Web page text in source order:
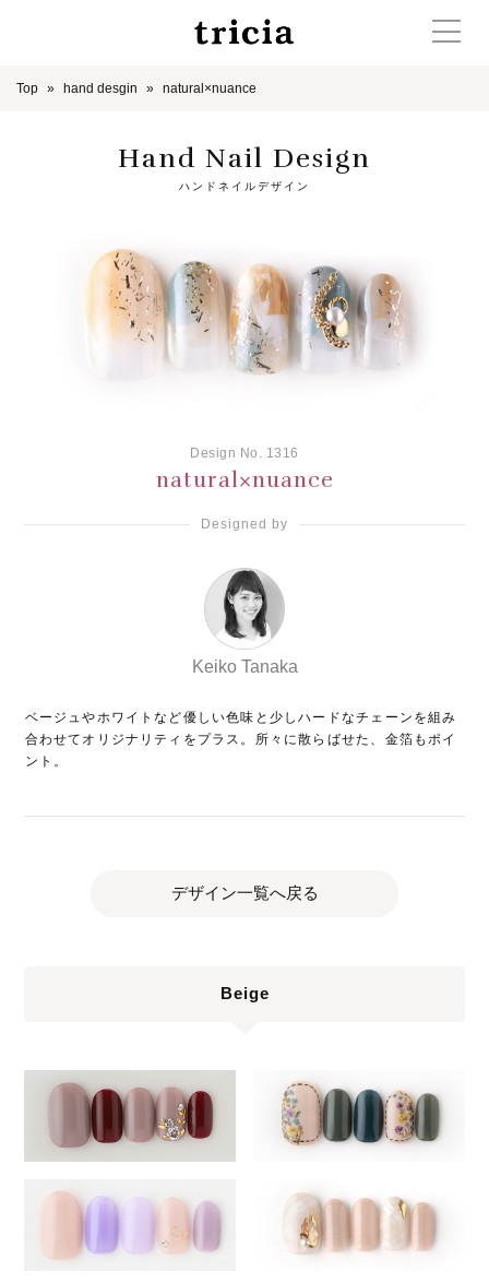
Top hand desgin natural×nuance
Hand Nail Design
ハンドネイルデザイン
Design No. 1316
natural×nuance
Designed by
Keiko Tanaka
ベージュやホワイトなど優しい色味と少しハードなチェーンを組み
合わせてオリジナリティをプラス。所々に散らばせた、金箔もポイ
ント。
デザイン一覧へ戻る
Beige